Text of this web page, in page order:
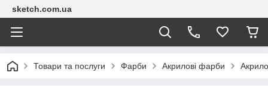
sketch.com.ua
Товари та послуги Фарби Акрилові фарби